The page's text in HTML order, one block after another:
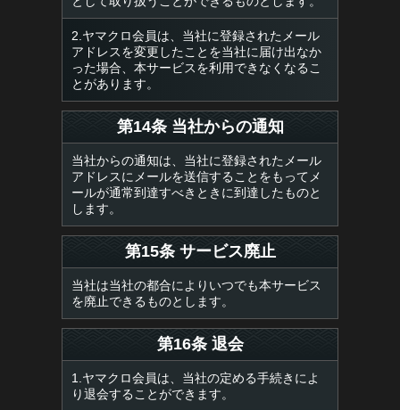
2.ヤマクロ会員は、当社に登録されたメール
アドレスを変更したことを当社に届け出なか
った場合、本サービスを利用できなくなるこ
とがあります。
第14条 当社からの通知
当社からの通知は、当社に登録されたメール
アドレスにメールを送信することをもってメ
ールが通常到達すべきときに到達したものと
します。
第15条 サービス廃止
当社は当社の都合によりいつでも本サービス
を廃止できるものとします。
第16条 退会
1.ヤマクロ会員は、当社の定める手続きによ
り退会することができます。